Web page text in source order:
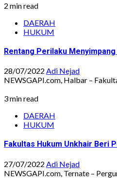
2 min read
DAERAH
HUKUM
Rentang Perilaku
28/07/2022 Adi Nejad
NEWSGAPI.com, Halbar –
3 min read
DAERAH
HUKUM
Fakultas Hukum Unkhair Beri
27/07/2022 Adi Nejad
NEWSGAPI.com, Ternate –